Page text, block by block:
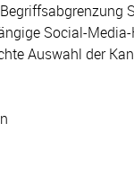
Social-
Auswahl der